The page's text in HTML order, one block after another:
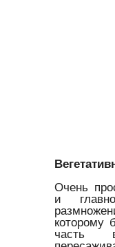
Очень
и
которому
часть